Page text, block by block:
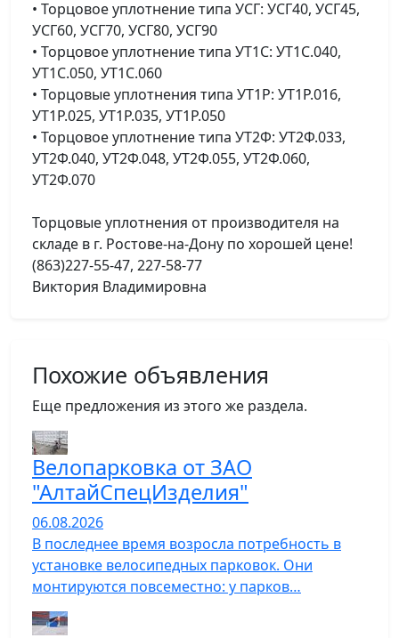
• Торцовое уплотнение типа УСГ: УСГ40, УСГ45,
УСГ60, УСГ70, УСГ80, УСГ90
• Торцовое уплотнение типа УТ1С: УТ1С.040,
УТ1С.050, УТ1С.060
• Торцовые уплотнения типа УТ1Р: УТ1Р.016,
УТ1Р.025, УТ1Р.035, УТ1Р.050
• Торцовое уплотнение типа УТ2Ф: УТ2Ф.033,
УТ2Ф.040, УТ2Ф.048, УТ2Ф.055, УТ2Ф.060,
УТ2Ф.070
Торцовые уплотнения от производителя на
складе в г. Ростове-на-Дону по хорошей цене!
(863)227-55-47, 227-58-77
Виктория Владимировна
Похожие объявления
Еще предложения из этого же раздела.
Велопарковка от ЗАО
"АлтайСпецИзделия"
06.08.2026
В последнее время возросла потребность в
установке велосипедных парковок. Они
монтируются повсеместно: у парков…